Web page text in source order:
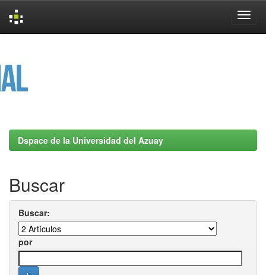
Dspace de la Universidad del Azuay
Buscar
Buscar:
por